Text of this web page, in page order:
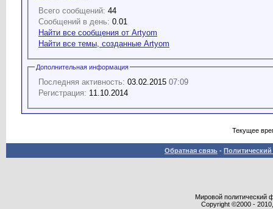
Всего сообщений: 44
Сообщений в день: 0.01
Найти все сообщения от Artyom
Найти все темы, созданные Artyom
Дополнительная информация
Последняя активность: 03.02.2015 07:09
Регистрация: 11.10.2014
Текущее
Обратная связь -
Мировой политический
Copyright ©2000 -